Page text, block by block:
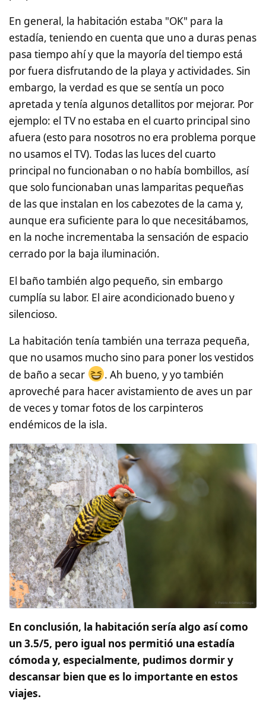
En general, la habitación estaba "OK" para la
estadía, teniendo en cuenta que uno a duras penas
pasa tiempo ahí y que la mayoría del tiempo está
por fuera disfrutando de la playa y actividades. Sin
embargo, la verdad es que se sentía un poco
apretada y tenía algunos detallitos por mejorar. Por
ejemplo: el TV no estaba en el cuarto principal sino
afuera (esto para nosotros no era problema porque
no usamos el TV). Todas las luces del cuarto
principal no funcionaban o no había bombillos, así
que solo funcionaban unas lamparitas pequeñas
de las que instalan en los cabezotes de la cama y,
aunque era suficiente para lo que necesitábamos,
en la noche incrementaba la sensación de espacio
cerrado por la baja iluminación.
El baño también algo pequeño, sin embargo
cumplía su labor. El aire acondicionado bueno y
silencioso.
La habitación tenía también una terraza pequeña,
que no usamos mucho sino para poner los vestidos
de baño a secar
. Ah bueno, y yo también
aproveché para hacer avistamiento de aves un par
de veces y tomar fotos de los carpinteros
endémicos de la isla.
En conclusión, la habitación sería algo así como
un 3.5/5, pero igual nos permitió una estadía
cómoda y, especialmente, pudimos dormir y
descansar bien que es lo importante en estos
viajes.